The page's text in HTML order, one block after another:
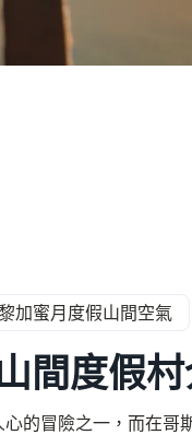
加蜜月度假山間空氣
間度假
的冒險之一，而在